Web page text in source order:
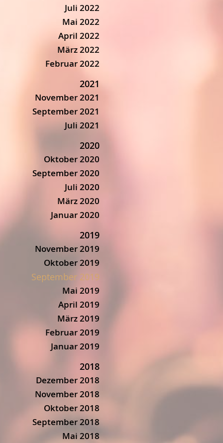
Juli 2022
Mai 2022
April 2022
März 2022
Februar 2022
2021
November 2021
September 2021
Juli 2021
2020
Oktober 2020
September 2020
Juli 2020
März 2020
Januar 2020
2019
November 2019
Oktober 2019
September 2019
Mai 2019
April 2019
März 2019
Februar 2019
Januar 2019
2018
Dezember 2018
November 2018
Oktober 2018
September 2018
Mai 2018